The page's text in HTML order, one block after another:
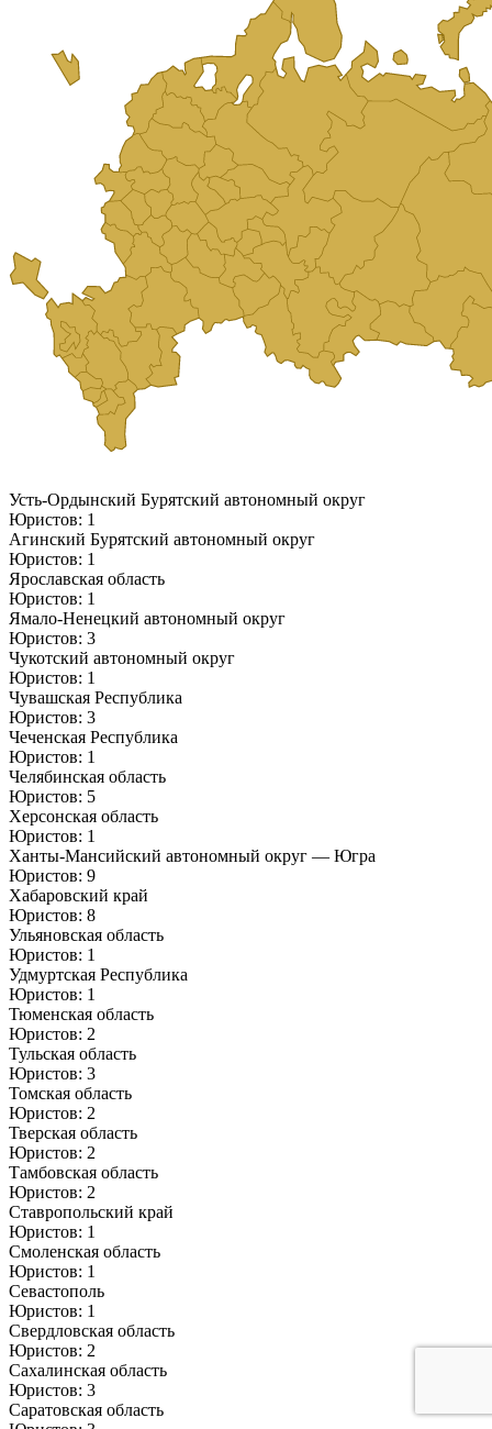
Усть-Ордынский Бурятский автономный округ
Юристов: 1
Агинский Бурятский автономный округ
Юристов: 1
Ярославская область
Юристов: 1
Ямало-Ненецкий автономный округ
Юристов: 3
Чукотский автономный округ
Юристов: 1
Чувашская Республика
Юристов: 3
Чеченская Республика
Юристов: 1
Челябинская область
Юристов: 5
Херсонская область
Юристов: 1
Ханты-Мансийский автономный округ — Югра
Юристов: 9
Хабаровский край
Юристов: 8
Ульяновская область
Юристов: 1
Удмуртская Республика
Юристов: 1
Тюменская область
Юристов: 2
Тульская область
Юристов: 3
Томская область
Юристов: 2
Тверская область
Юристов: 2
Тамбовская область
Юристов: 2
Ставропольский край
Юристов: 1
Смоленская область
Юристов: 1
Севастополь
Юристов: 1
Свердловская область
Юристов: 2
Сахалинская область
Юристов: 3
Саратовская область